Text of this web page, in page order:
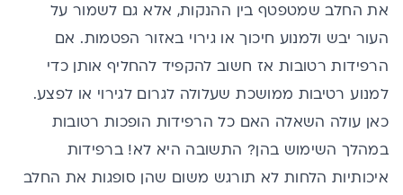
את החלב שמטפטף בין ההנקות, אלא גם לשמור על
העור יבש ולמנוע חיכוך או גירוי באזור הפטמות. אם
הרפידות רטובות אז חשוב להקפיד להחליף אותן כדי
למנוע רטיבות ממושכת שעלולה לגרום לגירוי או לפצע.
כאן עולה השאלה האם כל הרפידות הופכות רטובות
במהלך השימוש בהן? התשובה היא לא! ברפידות
איכותיות הלחות לא תורגש משום שהן סופגות את החלב